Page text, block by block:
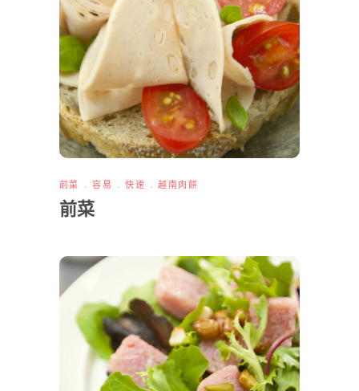
前菜 容易 快速 越南肉餅
前菜